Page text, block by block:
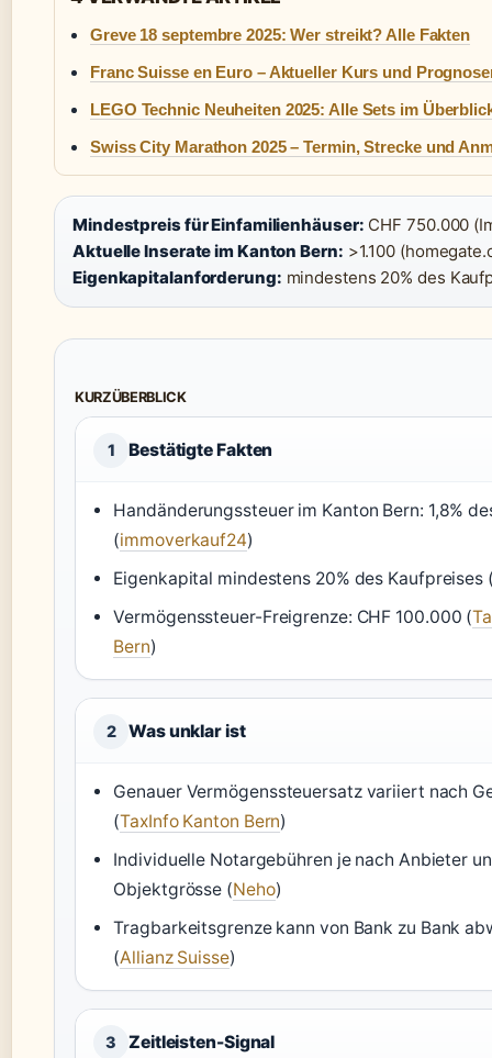
Greve 18 septembre 2025: Wer streikt? Alle Fakten
Franc Suisse en Euro – Aktueller Kurs und
LEGO Technic Neuheiten 2025: Alle Sets im
Swiss City Marathon 2025 – Termin, Strecke und
Mindestpreis für Einfamilienhäuser: CHF 750.000
Aktuelle Inserate im Kanton Bern: >1.100
Eigenkapitalanforderung: mindestens 20% des
KURZÜBERBLICK
1 Bestätigte Fakten
Handänderungssteuer im Kanton Bern: 1,8%
(immoverkauf24)
Eigenkapital mindestens 20% des Kaufpreises
Vermögenssteuer-Freigrenze: CHF 100.000 (
Bern)
2 Was unklar ist
Genauer Vermögenssteuersatz variiert nach
(TaxInfo Kanton Bern)
Individuelle Notargebühren je nach Anbieter
Objektgrösse (Neho)
Tragbarkeitsgrenze kann von Bank zu Bank
(Allianz Suisse)
3 Zeitleisten-Signal